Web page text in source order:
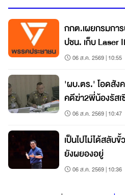
กกต.เผยกรมกา
ปชน. เก็บ Laser
06 ส.ค. 2569 | 10:55
'ผบ.ตร.' โอดสัง
คดีฆ่า2พี่น้องรัสเ
06 ส.ค. 2569 | 10:47
เป็นไปไม่ได้สลับ
ยังผยองอยู่
06 ส.ค. 2569 | 10:36